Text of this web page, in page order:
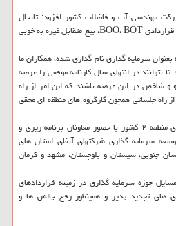
مهندسی آب و فاضلاب کشور افزود: تابحال
انواع روش های مشارکت و قالب های قراردادی BOO، BOT، بیع متقابل غیره به خوبی
سرمایه گذاری نام گذاری شده، همکاران ما
بتوانند در انتهای سال کارنامه موفقی را عرضه
شاخص در این عرصه باشند که این امر از راه
راه جلساتی همچون کارگروه های منطقه ای محقق
دومین نشست کارگروه سرمایه گذاری منطقه ۲ کشور با حضور معاونان برنامه ریزی و
سرمایه گذاری شرکتهای آبفای استان های
جنوبی، سیستان و بلوچستان، مشهد و کرمان
حوزه سرمایه گذاری در زمینه قراردادهای
های تجدید پذیر و همینطور رفع چالش ها و